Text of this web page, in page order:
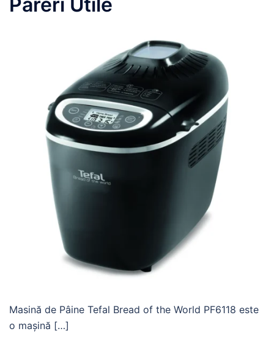
Masină de Pâine Tefal Bread of the World PF6118 este
o mașină […]